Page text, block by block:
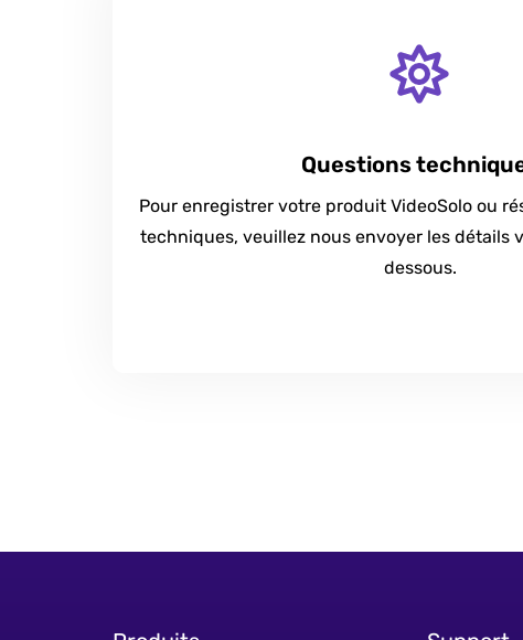
Questions
Pour enregistrer votre produit VideoSolo ou
techniques, veuillez nous envoyer les détails
dessous.